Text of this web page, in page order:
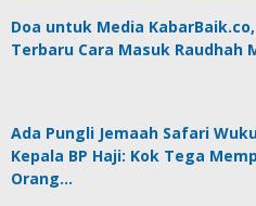
Doa untuk Media
Terbaru Cara Masuk Raudhah
Ada Pungli Jemaah Safari
Kepala BP Haji: Kok Tega
Orang…